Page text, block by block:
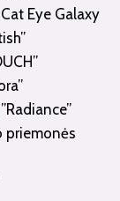
Eye Galaxy
priemonės